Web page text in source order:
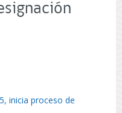
inicia proceso de